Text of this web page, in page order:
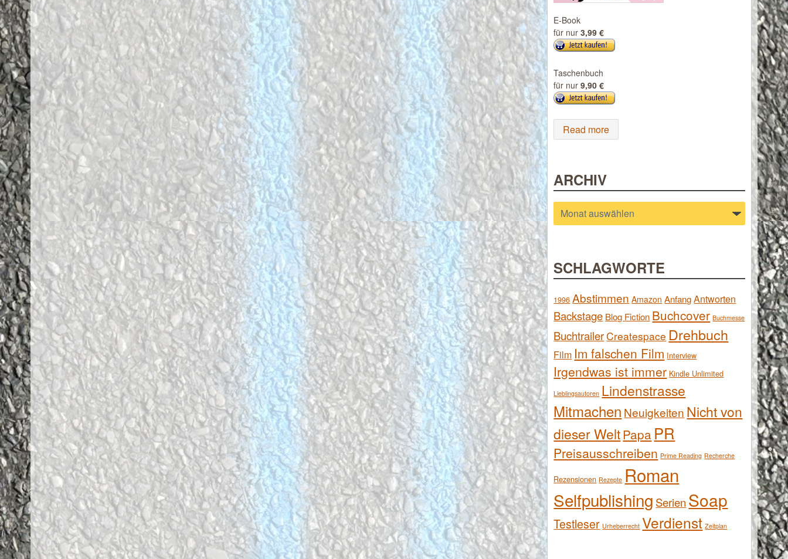
E-Book
für nur3,99 €
Taschenbuch
für nur9,90 €
Read more
ARCHIV
Archiv
SCHLAGWORTE
1996 Abstimmen Amazon Anfang Antworten
Backstage Blog Fiction Buchcover Buchmesse
BuchtrailerCreatespace Drehbuch
Film Im falschen Film Interview
Irgendwas ist immer Kindle Unlimited
Lieblingsautoren Lindenstrasse
Mitmachen Neuigkeiten Nicht von
dieser WeltPapa PR
Preisausschreiben Prime Reading Recherche
Rezensionen Rezepte Roman
Selfpublishing Serien Soap
Testleser Urheberrecht Verdienst Zeitplan